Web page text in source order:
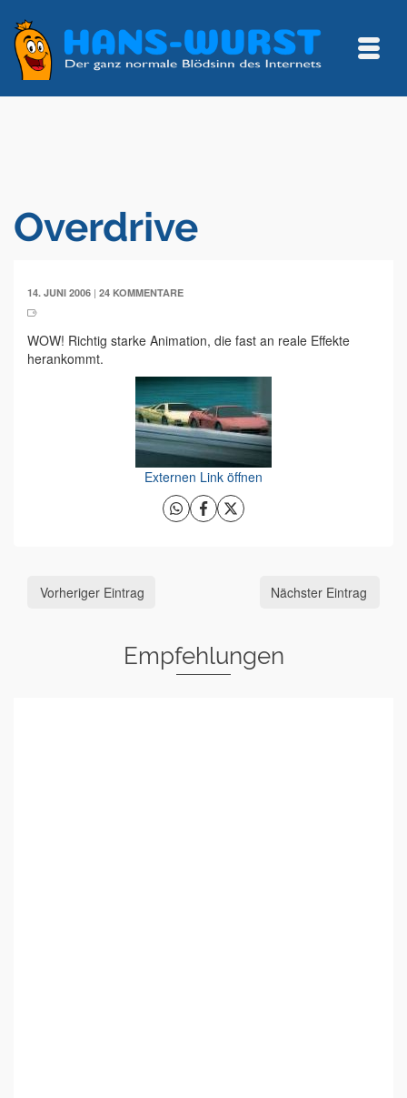
Overdrive
14. JUNI 2006 | 24 KOMMENTARE
WOW! Richtig starke Animation, die fast an reale Effekte
herankommt.
Externen Link öffnen
Vorheriger Eintrag Nächster Eintrag
Empfehlungen